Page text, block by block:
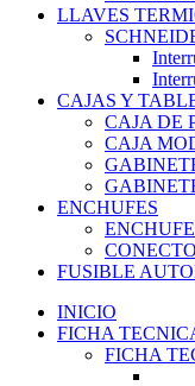
LLAVES
CAJAS Y
CAJA DE
CAJA
ENCHUFES
ENCHUFE
FUSIBLE
INICIO
FICHA
FICHA